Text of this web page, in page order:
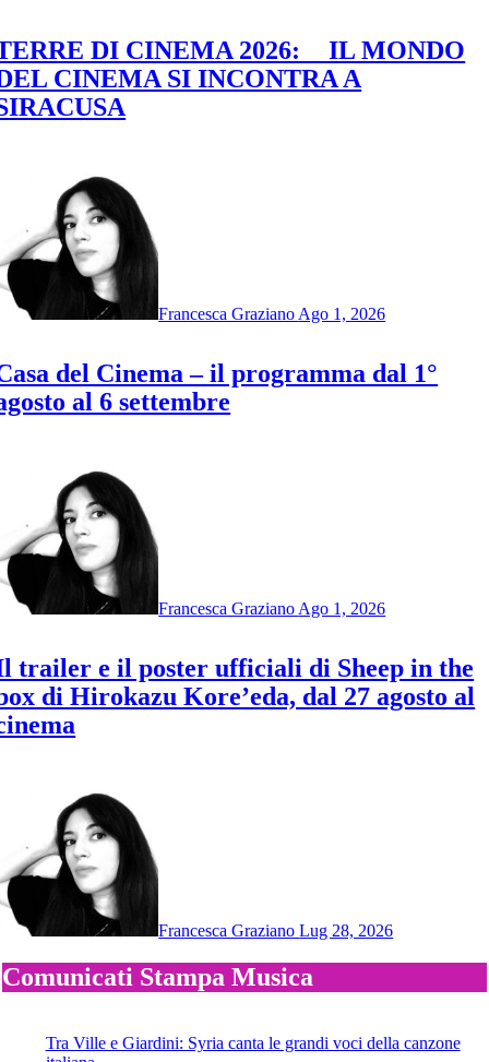
DI CINEMA 2026: IL MONDO
CINEMA SI INCONTRA A
Francesca Graziano Ago 1, 2026
del Cinema – il programma dal 1°
al 6 settembre
Francesca Graziano Ago 1, 2026
trailer e il poster ufficiali di Sheep in the
di Hirokazu Kore’eda, dal 27 agosto al
Francesca GrazianoLug 28, 2026
Comunicati Stampa Musica
Tra Ville e Giardini: Syria canta le grandi voci della canzone